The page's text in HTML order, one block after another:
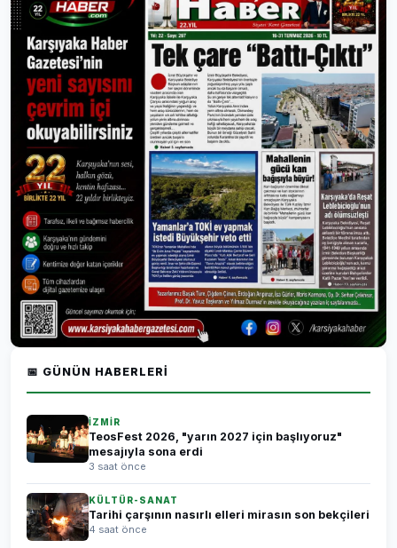
📅 GÜNÜN HABERLERI
İZMİR
TeosFest 2026, "yarın 2027 için başlıyoruz"
mesajıyla sona erdi
3 saat önce
KÜLTÜR-SANAT
Tarihi çarşının nasırlı elleri mirasın son bekçileri
4 saat önce